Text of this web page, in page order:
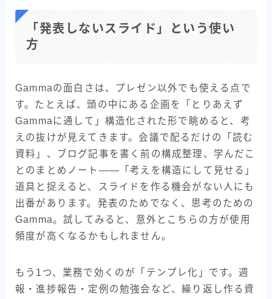
「発表しないスライド」という使い
方
Gammaの面白さは、プレゼン以外でも使える点で
す。たとえば、頭の中にある企画を「とりあえず
Gammaに通して」構造化された形で眺めると、考
えの抜けが見えてきます。会議で配るだけの「読む
資料」、ブログ記事を書く前の構成整理、学んだこ
とのまとめノート——「考えを構造にして見せる」
道具と捉えると、スライドを作る機会がない人にも
出番があります。発表のためでなく、思考のための
Gamma。試してみると、意外とこちらの方が使用
頻度が高くなるかもしれません。
もう1つ、業務で効くのが「テンプレ化」です。週
報・進捗報告・定例の勉強会など、繰り返し作る資